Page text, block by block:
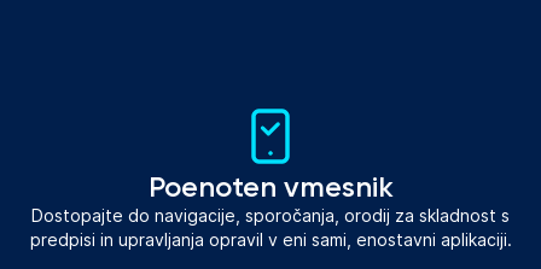
Poenoten vmesnik
Dostopajte do navigacije, sporočanja, orodij za skladnost s
predpisi in upravljanja opravil v eni sami, enostavni aplikaciji.